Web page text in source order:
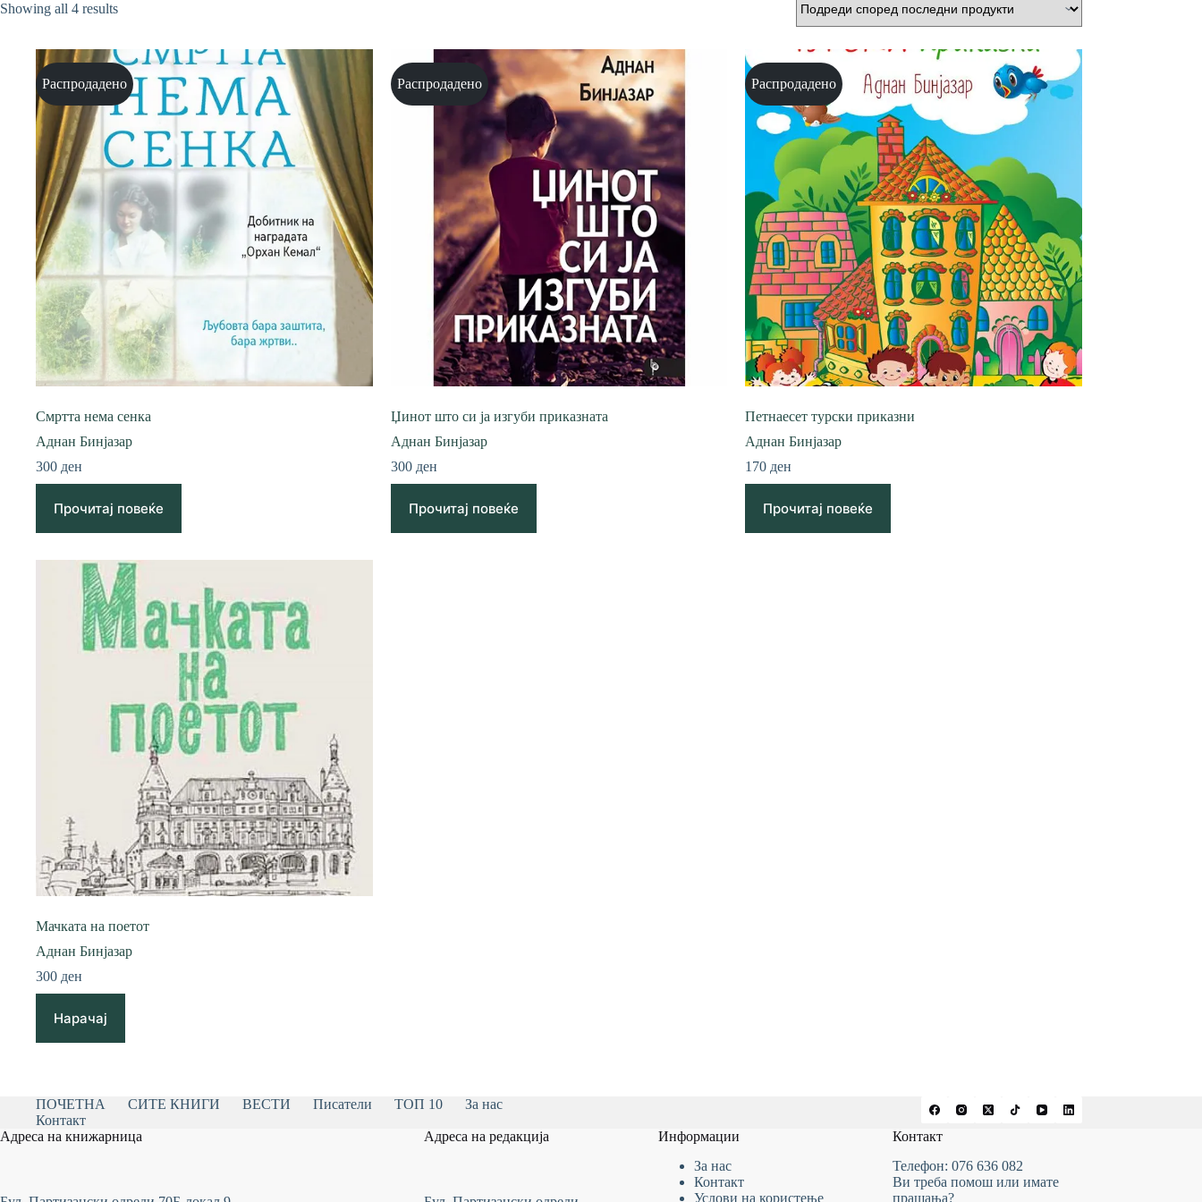
Showing all 4 resultsSorted
Распродадено
Смртта нема сенка
Аднан Бинјазар
300 ден
Прочитај повеќе
Распродадено
Џинот што си ја изгуби приказната
Аднан Бинјазар
300 ден
Прочитај повеќе
Распродадено
Петнаесет турски приказни
Аднан Бинјазар
170 ден
Прочитај повеќе
Мачката на поетот
Аднан Бинјазар
300 ден
Нарачај
ПОЧЕТНА СИТЕ КНИГИ ВЕСТИ Писатели ТОП 10
За нас
Контакт
Адреса на книжарница
Адреса на редакција
Информации
За нас
Контакт
Услови на користење
Контакт
Телефон: 076 636 082
Ви треба помош или имате
прашања?